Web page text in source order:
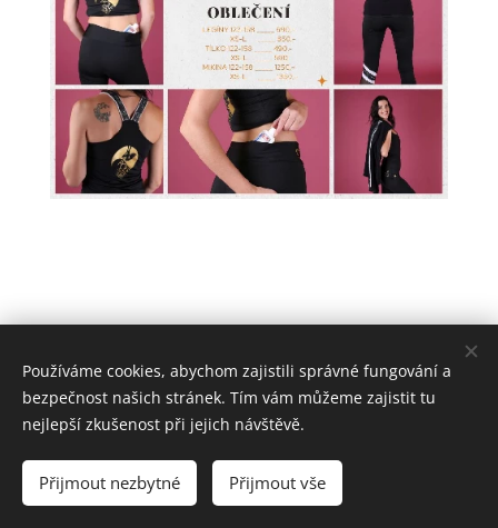
Pole Dance Roudnice a Pole Dance Litoměřice - tel 737 938 161
Všechna práva vyhrazena 2018
Vytvořeno službou Webnode
Používáme cookies, abychom zajistili správné fungování a
bezpečnost našich stránek. Tím vám můžeme zajistit tu
nejlepší zkušenost při jejich návštěvě.
Přijmout nezbytné Přijmout vše